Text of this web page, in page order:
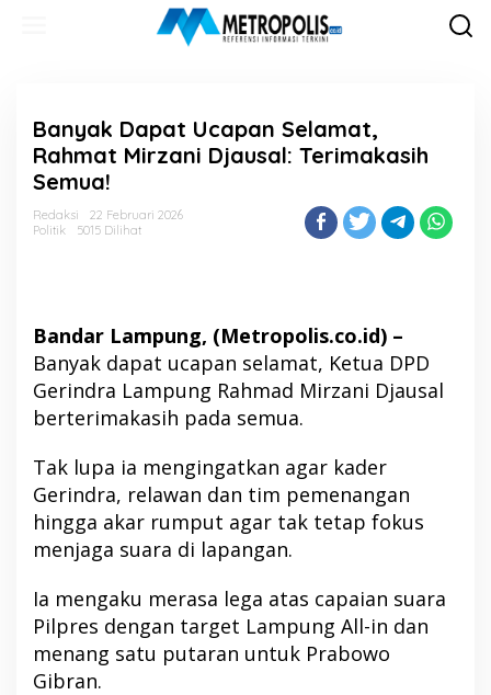
Banyak Dapat Ucapan Selamat,
Rahmat Mirzani Djausal: Terimakasih
Semua!
Redaksi
22 Februari 2026
Politik
5015 Dilihat
Bandar Lampung, (Metropolis.co.id) –
Banyak dapat ucapan selamat, Ketua DPD
Gerindra Lampung Rahmad Mirzani Djausal
berterimakasih pada semua.
Tak lupa ia mengingatkan agar kader
Gerindra, relawan dan tim pemenangan
hingga akar rumput agar tak tetap fokus
menjaga suara di lapangan.
Ia mengaku merasa lega atas capaian suara
Pilpres dengan target Lampung All-in dan
menang satu putaran untuk Prabowo
Gibran.